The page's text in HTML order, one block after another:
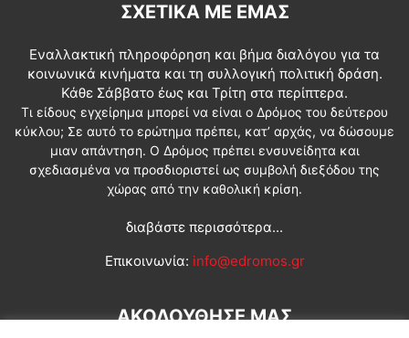
ΣΧΕΤΙΚΆ ΜΕ ΕΜΆΣ
Εναλλακτική πληροφόρηση και βήμα διαλόγου για τα
κοινωνικά κινήματα και τη συλλογική πολιτική δράση.
Κάθε Σάββατο έως και Τρίτη στα περίπτερα.
Τι είδους εγχείρημα μπορεί να είναι ο Δρόμος του δεύτερου
κύκλου; Σε αυτό το ερώτημα πρέπει, κατ’ αρχάς, να δώσουμε
μιαν απάντηση. Ο Δρόμος πρέπει ενσυνείδητα και
σχεδιασμένα να προσδιοριστεί ως συμβολή διεξόδου της
χώρας από την καθολική κρίση.
διαβάστε περισσότερα...
Επικοινωνία: info@edromos.gr
ΑΚΟΛΟΥΘΗΣΕ ΜΑΣ